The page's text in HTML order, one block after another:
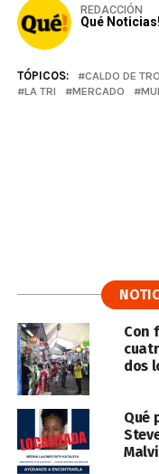
REDACCIÓN
Qué Noticias!
TÓPICOS: CALDO DE
LA TRI
MERCADO
Con
dos
Qué